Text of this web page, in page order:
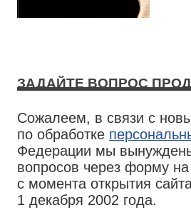
ЗАДАЙТЕ ВОПРОС
Сожалеем, в связи с
по обработке
Федерации мы
вопросов через форму
с момента открытия
1 декабря 2002 года.